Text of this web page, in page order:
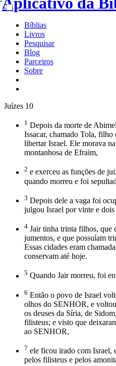
Bíblias
Livros
Pesquisar
Blog
Parceiros
Sobre
Juízes 10
1 Depois da morte de
Issacar, chamado Tola, filho
libertar Israel. Ele morava
montanhosa de Efraim,
2 e exerceu as funções de
quando morreu e foi
3 Depois dele a vaga foi
julgou Israel por vinte e dois
4 Jair tinha trinta filhos, que
jumentos, e que possuíam
Essas cidades eram
conservam até hoje.
5 Quando Jair morreu, foi
6 Então o povo de Israel
olhos do SENHOR, e
os deuses da Síria, de
filisteus; e visto que
ao SENHOR,
7 ele ficou irado com Israel,
pelos filisteus e pelos